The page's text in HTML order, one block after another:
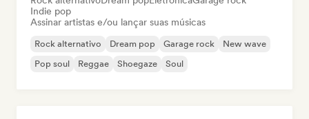
Indie pop
Assinar artistas e/ou lançar suas músicas
Rock alternativo Dream pop Garage rock
New wave
Pop soul
Reggae Shoegaze Soul